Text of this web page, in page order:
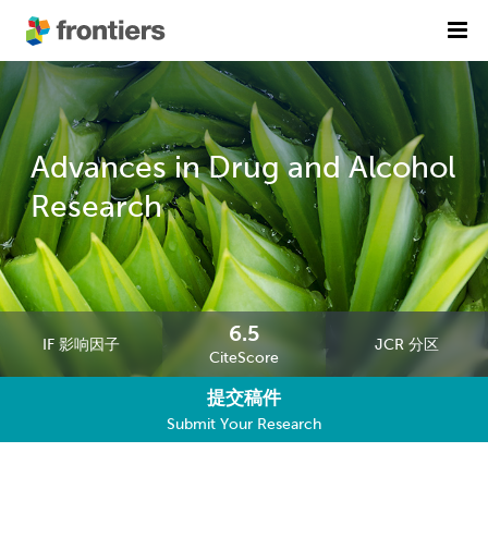
首页
期刊列表
精选潜力期刊
前沿专刊
科研诚信
出版费用
加入我们
Advances in Drug and Alcohol
Research
IF 影响因子 6.5
CiteScore
JCR 分区
提交稿件
Submit Your Research